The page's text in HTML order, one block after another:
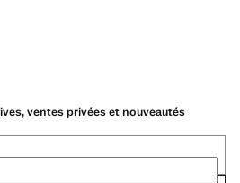
ventes privées et nouveautés